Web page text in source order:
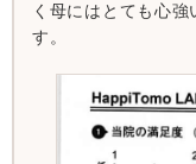
く母にはとても心
す。